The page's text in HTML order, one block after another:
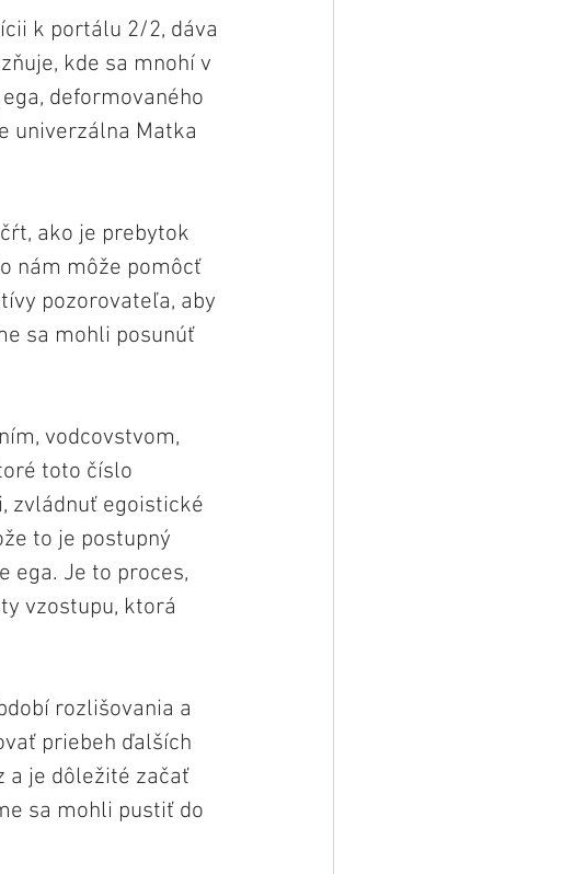
k portálu 2/2, dáva
kde sa mnohí v
deformovaného
univerzálna Matka
ako je prebytok
nám môže pomôcť
pozorovateľa, aby
sa mohli posunúť
vodcovstvom,
toto číslo
zvládnuť egoistické
to je postupný
ega. Je to proces,
vzostupu, ktorá
rozlišovania a
priebeh ďalších
a je dôležité začať
sa mohli pustiť do